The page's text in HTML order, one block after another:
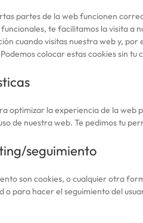
partes de la web funcionen
te facilitamos la visita a
cuando visitas nuestra web y,
colocar estas cookies sin tu
optimizar la experiencia de la web
de nuestra web. Te pedimos tu
seguimiento
son cookies, o cualquier otra
o para hacer el seguimiento del